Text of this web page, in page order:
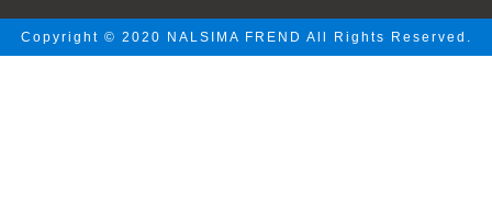
Copyright © 2020 NALSIMA FREND All Rights Reserved.